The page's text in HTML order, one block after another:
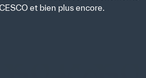
et bien plus encore.